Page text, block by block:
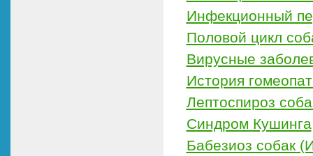
Инфекционный
Половой цикл
Вирусные
История
Лептоспироз
Синдром Кушинга
Бабезиоз собак